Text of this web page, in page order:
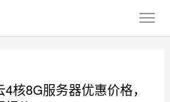
4核8G服务器优惠价格，